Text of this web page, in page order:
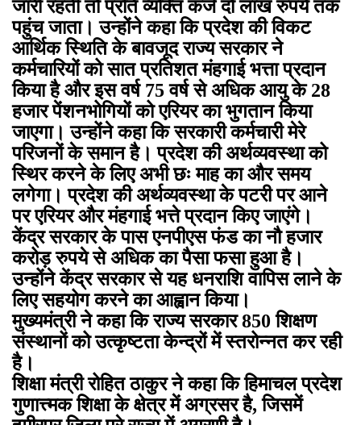
जारी रहती तो प्रति व्यक्ति कर्ज दो लाख रुपये तक
पहुंच जाता। उन्होंने कहा कि प्रदेश की विकट
आर्थिक स्थिति के बावजूद राज्य सरकार ने
कर्मचारियों को सात प्रतिशत मंहगाई भत्ता प्रदान
किया है और इस वर्ष 75 वर्ष से अधिक आयु के 28
हजार पेंशनभोगियों को एरियर का भुगतान किया
जाएगा। उन्होंने कहा कि सरकारी कर्मचारी मेरे
परिजनों के समान है। प्रदेश की अर्थव्यवस्था को
स्थिर करने के लिए अभी छः माह का और समय
लगेगा। प्रदेश की अर्थव्यवस्था के पटरी पर आने
पर एरियर और मंहगाई भत्ते प्रदान किए जाएंगे।
केंद्र सरकार के पास एनपीएस फंड का नौ हजार
करोड़ रुपये से अधिक का पैसा फसा हुआ है।
उन्होंने केंद्र सरकार से यह धनराशि वापिस लाने के
लिए सहयोग करने का आह्वान किया।
मुख्यमंत्री ने कहा कि राज्य सरकार 850 शिक्षण
संस्थानों को उत्कृष्टता केन्द्रों में स्तरोन्नत कर रही
है।
शिक्षा मंत्री रोहित ठाकुर ने कहा कि हिमाचल प्रदेश
गुणात्त्मक शिक्षा के क्षेत्र में अग्रसर है, जिसमें